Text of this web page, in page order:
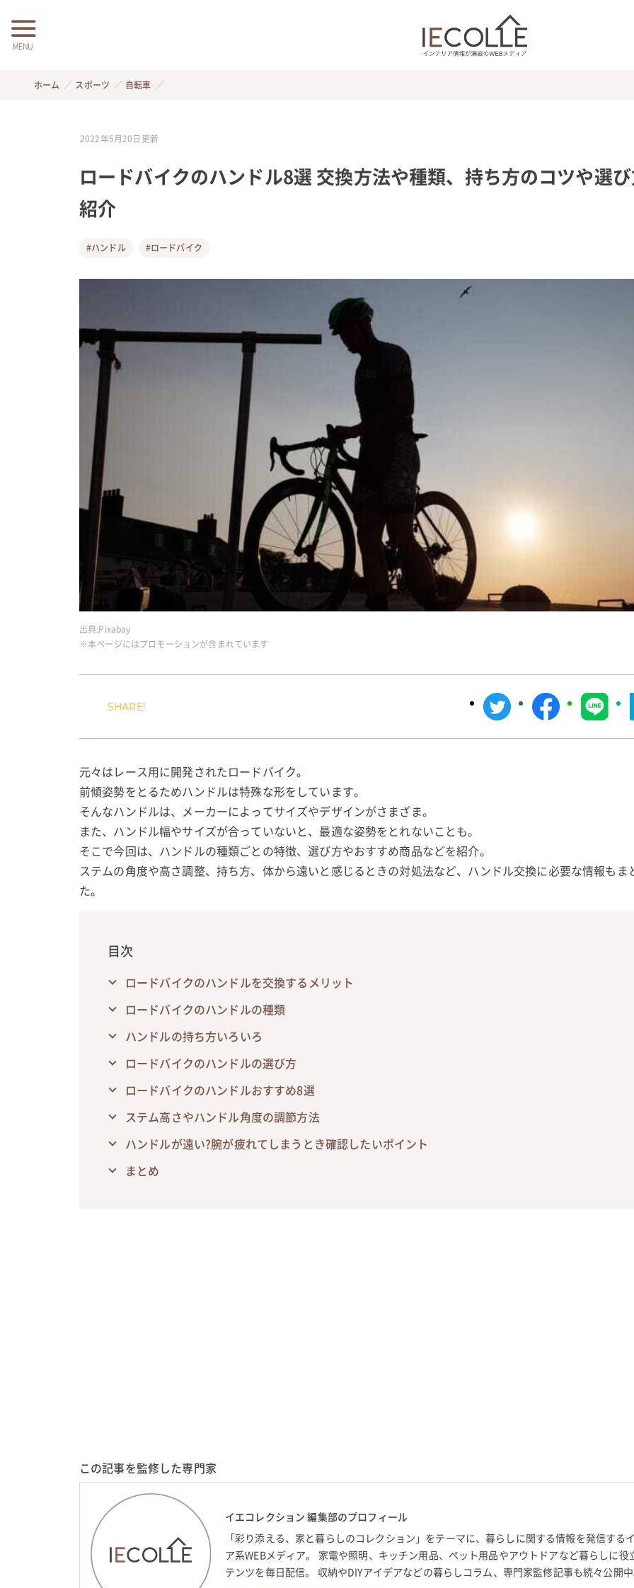
MENU
ホーム スポーツ 自転車
2022年5月20日 更新
ロードバイクのハンドル8選 交換方法や種類、持ち方のコツや選
紹介
#ハンドル #ロードバイク
出典:Pixabay
※本ページにはプロモーションが含まれています
元々はレース用に開発されたロードバイク。
前傾姿勢をとるためハンドルは特殊な形をしています。
そんなハンドルは、メーカーによってサイズやデザインがさまざま。
また、ハンドル幅やサイズが合っていないと、最適な姿勢をとれないことも。
そこで今回は、ハンドルの種類ごとの特徴、選び方やおすすめ商品などを紹介。
ステムの角度や高さ調整、持ち方、体から遠いと感じるときの対処法など、ハンドル交換に必要な情報もま
た。
目次
ロードバイクのハンドルを交換するメリット
ロードバイクのハンドルの種類
ハンドルの持ち方いろいろ
ロードバイクのハンドルの選び方
ロードバイクのハンドルおすすめ8選
ステム高さやハンドル角度の調節方法
ハンドルが遠い?腕が疲れてしまうとき確認したいポイント
まとめ
この記事を監修した専門家
イエコレクション 編集部のプロフィール
「彩り添える、家と暮らしのコレクション」をテーマに、暮らしに関する情報を発信する
ア系WEBメディア。 家電や照明、キッチン用品、ペット用品やアウトドアなど暮らしに役
テンツを毎日配信。 収納やDIYアイデアなどの暮らしコラム、専門家監修記事も続々公開中